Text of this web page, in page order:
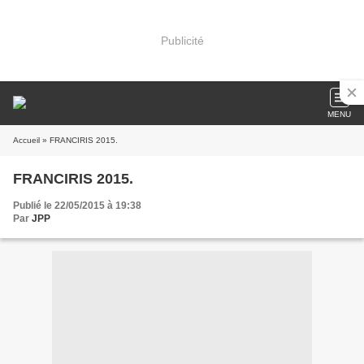
Publicité
MENU
Accueil » FRANCIRIS 2015.
FRANCIRIS 2015.
Publié le 22/05/2015 à 19:38
Par JPP